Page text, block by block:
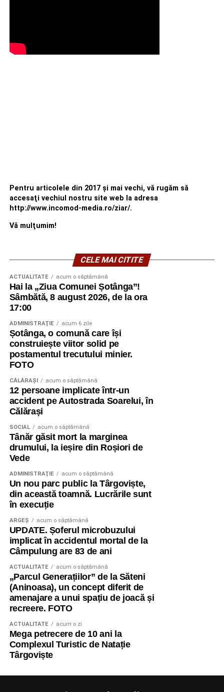
Pentru articolele din 2017 şi mai vechi, vă rugăm să
accesaţi vechiul nostru site web la adresa
http://www.incomod-media.ro/ziar/.
Vă mulţumim!
CELE MAI CITITE
ACTUALITATE acum o săptămână
Hai la „Ziua Comunei Șotânga”!
Sâmbătă, 8 august 2026, de la ora
17:00
ADMINISTRAŢIE acum 6 zile
Șotânga, o comună care își
construiește viitor solid pe
postamentul trecutului minier.
FOTO
CĂLĂRAŞI acum o săptămână
12 persoane implicate într-un
accident pe Autostrada Soarelui, în
Călărași
SOCIAL acum o săptămână
Tânăr găsit mort la marginea
drumului, la ieșire din Roșiori de
Vede
ADMINISTRAŢIE acum o săptămână
Un nou parc public la Târgoviște,
din această toamnă. Lucrările sunt
în execuție
ARGEȘ acum o săptămână
UPDATE. Șoferul microbuzului
implicat în accidentul mortal de la
Câmpulung are 83 de ani
ACTUALITATE acum o săptămână
„Parcul Generațiilor” de la Săteni
(Aninoasa), un concept diferit de
amenajare a unui spațiu de joacă și
recreere. FOTO
ACTUALITATE acum o zi
Mega petrecere de 10 ani la
Complexul Turistic de Natație
Târgoviște